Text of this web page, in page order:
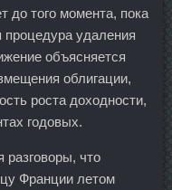
до того момента, пока
удаления
объясняется
облигации,
роста доходности,
годовых.
разговоры, что
Франции летом